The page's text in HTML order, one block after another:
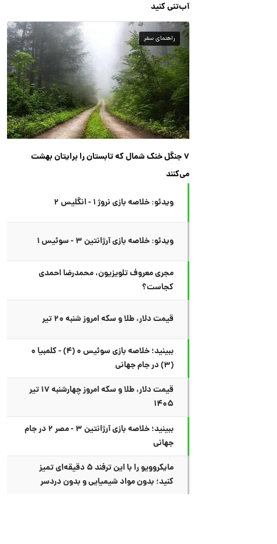
آب‌تنی کنید
راهنمای سفر
۷ جنگل خنک شمال که تابستان را برایتان بهشت
می‌کنند
ویدئو: خلاصه بازی نروژ ۱ - انگلیس ۲
ویدئو: خلاصه بازی آرژانتین ۳ - سوئیس ۱
مجری معروف تلویزیون، محمدرضا احمدی
کجاست؟
قیمت دلار، طلا و سکه امروز شنبه ۲۰ تیر
ببینید؛ خلاصه بازی سوئیس ۰ (۴) - کلمبیا ۰
(۳) در جام جهانی
قیمت دلار، طلا و سکه امروز چهارشنبه ۱۷ تیر
۱۴۰۵
ببینید؛ خلاصه بازی آرژانتین ۳ - مصر ۲ در جام
جهانی
مایکروویو را با این ترفند ۵ دقیقه‌ای تمیز
کنید؛ بدون مواد شیمیایی و بدون دردسر